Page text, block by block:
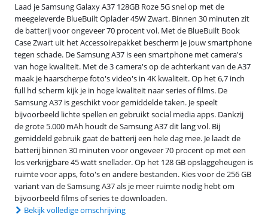
Laad je Samsung Galaxy A37 128GB Roze 5G snel op met de
meegeleverde BlueBuilt Oplader 45W Zwart. Binnen 30 minuten zit
de batterij voor ongeveer 70 procent vol. Met de BlueBuilt Book
Case Zwart uit het Accessoirepakket bescherm je jouw smartphone
tegen schade. De Samsung A37 is een smartphone met camera's
van hoge kwaliteit. Met de 3 camera's op de achterkant van de A37
maak je haarscherpe foto's video's in 4K kwaliteit. Op het 6,7 inch
full hd scherm kijk je in hoge kwaliteit naar series of films. De
Samsung A37 is geschikt voor gemiddelde taken. Je speelt
bijvoorbeeld lichte spellen en gebruikt social media apps. Dankzij
de grote 5.000 mAh houdt de Samsung A37 dit lang vol. Bij
gemiddeld gebruik gaat de batterij een hele dag mee. Je laadt de
batterij binnen 30 minuten voor ongeveer 70 procent op met een
los verkrijgbare 45 watt snellader. Op het 128 GB opslaggeheugen is
ruimte voor apps, foto's en andere bestanden. Kies voor de 256 GB
variant van de Samsung A37 als je meer ruimte nodig hebt om
bijvoorbeeld films of series te downloaden.
Bekijk volledige omschrijving